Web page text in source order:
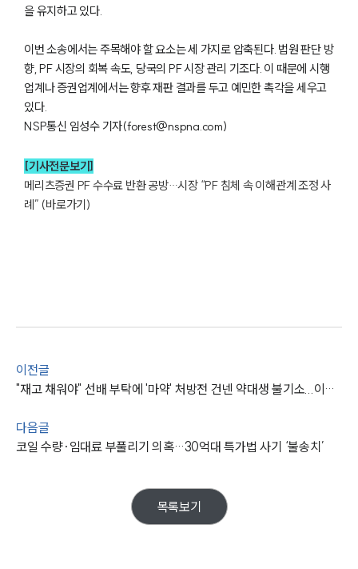
을 유지하고 있다.
이번 소송에서는 주목해야 할 요소는 세 가지로 압축된다. 법원 판단 방
향, PF 시장의 회복 속도, 당국의 PF 시장 관리 기조다. 이 때문에 시행
업계나 증권업계에서는 향후 재판 결과를 두고 예민한 촉각을 세우고
있다.
NSP통신 임성수 기자(forest@nspna.com)
[기사전문보기]
메리츠증권 PF 수수료 반환 공방…시장 “PF 침체 속 이해관계 조정 사
례” (바로가기)
이전글
"재고 채워야" 선배 부탁에 '마약' 처방전 건넨 약대생 불기소...이유는?
다음글
코일 수량·임대료 부풀리기 의혹…30억대 특가법 사기 ‘불송치’
목록보기